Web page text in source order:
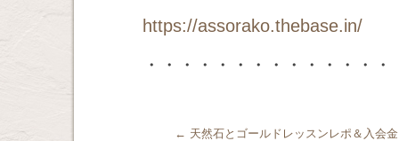
https://assorako.thebase.in/
・・・・・・・・・・・・・・
← 天然石とゴールドレッスンレポ＆入会